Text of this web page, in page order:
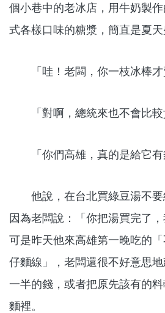
個小巷中的老冰店，用牛奶製
式各樣口味的糖漿，簡直是夏天
「哇！老闆，你一枝冰棒才
「對啊，總統來也不會比較
「你們高雄，真的是給它有
他說，在台北買綠豆湯不要
因為老闆說：「你把湯買完了，
可是昨天他來高雄第一晚吃的
仔麵線」，老闆還很不好意思
一半的錢，或者把原先該有的
麵裡。